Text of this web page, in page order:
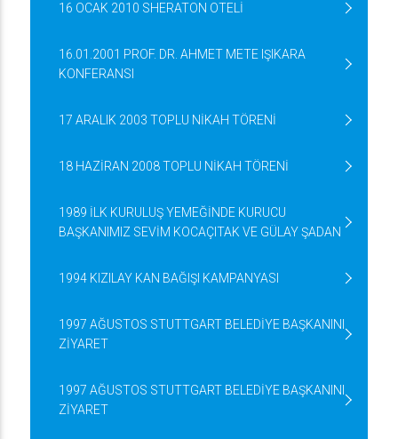
16 OCAK 2010 SHERATON OTELİ
16.01.2001 PROF. DR. AHMET METE IŞIKARA
KONFERANSI
17 ARALIK 2003 TOPLU NİKAH TÖRENİ
18 HAZİRAN 2008 TOPLU NİKAH TÖRENİ
1989 İLK KURULUŞ YEMEĞİNDE KURUCU
BAŞKANIMIZ SEVİM KOCAÇITAK VE GÜLAY ŞADAN
1994 KIZILAY KAN BAĞIŞI KAMPANYASI
1997 AĞUSTOS STUTTGART BELEDİYE BAŞKANINI
ZİYARET
1997 AĞUSTOS STUTTGART BELEDİYE BAŞKANINI
ZİYARET